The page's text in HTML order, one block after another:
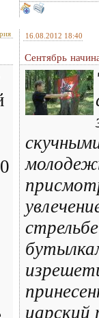
16.08.2012 18:40
Сентябрь